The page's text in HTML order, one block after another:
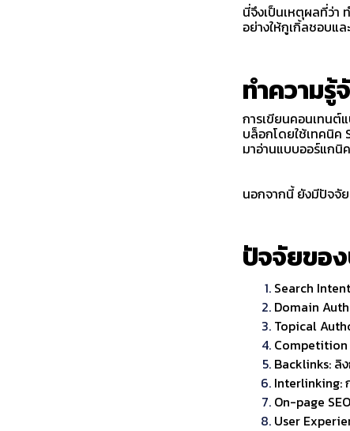
นี่จึงเป็นเหตุผลที่ว่า
อย่างให้กูเกิ้ลชอบแ
ทำความรู้
การเขียนคอนเทนต์แ
บล็อกโดยใช้เทคนิค
มาอ่านแบบออร์แกนิ
นอกจากนี้ ยังมีปัจจั
ปัจจัยขอ
Search
Domain
Topical
Competition
Backlinks: ลิ
Interlinking:
On-page
User